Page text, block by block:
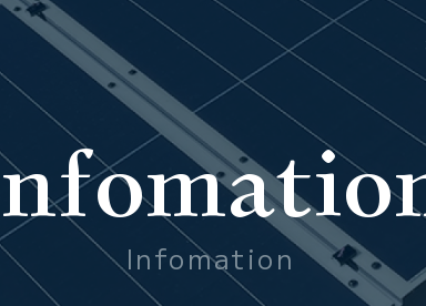
Infomation